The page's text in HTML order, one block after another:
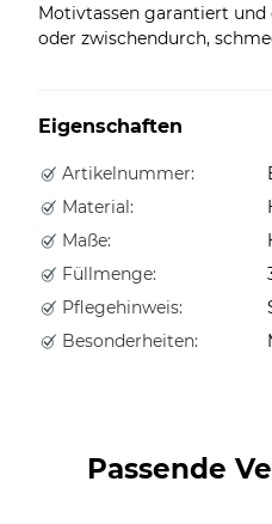
Motivtassen garantiert und
oder zwischendurch,
Eigenschaften
Artikelnummer:
Material:
Maße:
Füllmenge:
Pflegehinweis:
Besonderheiten:
Passende